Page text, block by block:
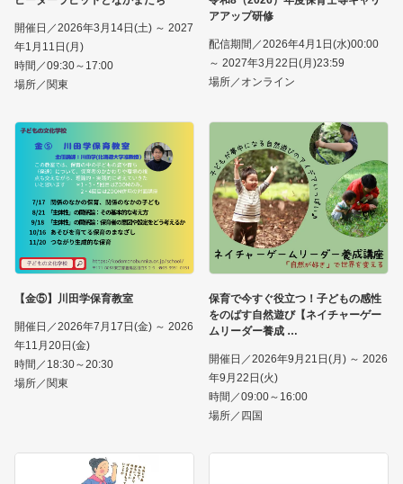
開催日／2026年3月14日(土) ～ 2027
年1月11日(月)
時間／09:30～17:00
場所／関東
アアップ研修
配信期間／2026年4月1日(水)00:00
～ 2027年3月22日(月)23:59
場所／オンライン
【金⑤】川田学保育教室
開催日／2026年7月17日(金) ～ 2026
年11月20日(金)
時間／18:30～20:30
場所／関東
保育で今すぐ役立つ！子どもの感性
をのばす自然遊び【ネイチャーゲー
ムリーダー養成
開催日／2026年9月21日(月) ～ 2026
年9月22日(火)
時間／09:00～16:00
場所／四国